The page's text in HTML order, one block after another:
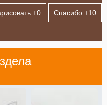
+0 Спасибо +10